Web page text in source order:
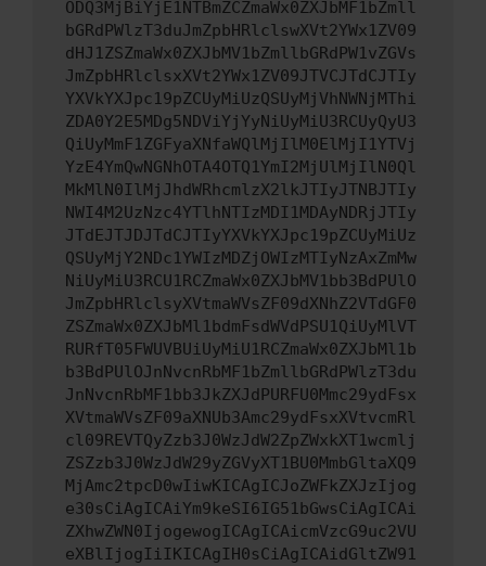
ODQ3MjBiYjE1NTBmZCZmaWx0ZXJbMF1bZmll
bGRdPWlzT3duJmZpbHRlclswXVt2YWx1ZV09
dHJ1ZSZmaWx0ZXJbMV1bZmllbGRdPW1vZGVs
JmZpbHRlclsxXVt2YWx1ZV09JTVCJTdCJTIy
YXVkYXJpc19pZCUyMiUzQSUyMjVhNWNjMThi
ZDA0Y2E5MDg5NDViYjYyNiUyMiU3RCUyQyU3
QiUyMmF1ZGFyaXNfaWQlMjIlM0ElMjI1YTVj
YzE4YmQwNGNhOTA4OTQ1YmI2MjUlMjIlN0Ql
MkMlN0IlMjJhdWRhcmlzX2lkJTIyJTNBJTIy
NWI4M2UzNzc4YTlhNTIzMDI1MDAyNDRjJTIy
JTdEJTJDJTdCJTIyYXVkYXJpc19pZCUyMiUz
QSUyMjY2NDc1YWIzMDZjOWIzMTIyNzAxZmMw
NiUyMiU3RCU1RCZmaWx0ZXJbMV1bb3BdPUlO
JmZpbHRlclsyXVtmaWVsZF09dXNhZ2VTdGF0
ZSZmaWx0ZXJbMl1bdmFsdWVdPSU1QiUyMlVT
RURfT05FWUVBUiUyMiU1RCZmaWx0ZXJbMl1b
b3BdPUlOJnNvcnRbMF1bZmllbGRdPWlzT3du
JnNvcnRbMF1bb3JkZXJdPURFU0Mmc29ydFsx
XVtmaWVsZF09aXNUb3Amc29ydFsxXVtvcmRl
cl09REVTQyZzb3J0WzJdW2ZpZWxkXT1wcmlj
ZSZzb3J0WzJdW29yZGVyXT1BU0MmbGltaXQ9
MjAmc2tpcD0wIiwKICAgICJoZWFkZXJzIjog
e30sCiAgICAiYm9keSI6IG51bGwsCiAgICAi
ZXhwZWN0IjogewogICAgICAicmVzcG9uc2VU
eXBlIjogIiIKICAgIH0sCiAgICAidGltZW91